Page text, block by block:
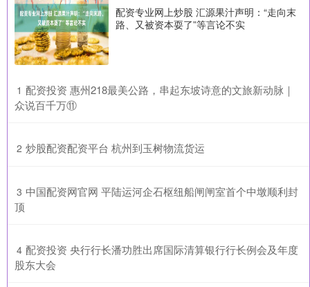
配资专业网上炒股 汇源果汁声明：“走向末
路、又被资本耍了”等言论不实
1 ​配资投资 惠州218最美公路，串起东坡诗意的文旅新动脉｜
众说百千万⑪
2 ​炒股配资配资平台 杭州到玉树物流货运
3 ​中国配资网官网 平陆运河企石枢纽船闸闸室首个中墩顺利封
顶
4 ​配资投资 央行行长潘功胜出席国际清算银行行长例会及年度
股东大会